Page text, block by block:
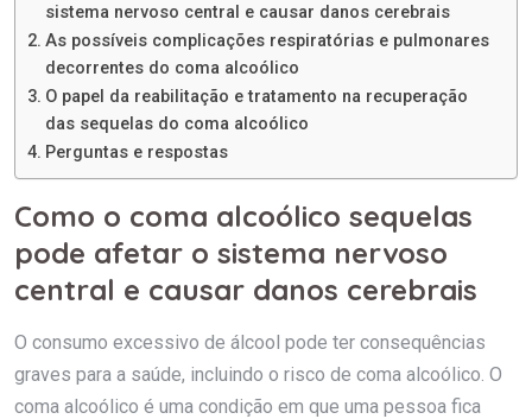
sistema nervoso central e causar danos cerebrais
As possíveis complicações respiratórias e pulmonares
decorrentes do coma alcoólico
O papel da reabilitação e tratamento na recuperação
das sequelas do coma alcoólico
Perguntas e respostas
Como o coma alcoólico sequelas
pode afetar o sistema nervoso
central e causar danos cerebrais
O consumo excessivo de álcool pode ter consequências
graves para a saúde, incluindo o risco de coma alcoólico. O
coma alcoólico é uma condição em que uma pessoa fica